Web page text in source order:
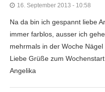
16. September 2013 - 10:58
Na da bin ich gespannt liebe
immer farblos, ausser ich
mehrmals in der Woche Nägel
Liebe Grüße zum Wochenstart
Angelika